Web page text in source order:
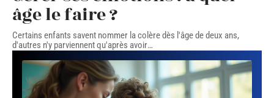
âge le faire ?
Certains enfants savent nommer la colère dès l'âge de deux ans,
d'autres n'y parviennent qu'après avoir…